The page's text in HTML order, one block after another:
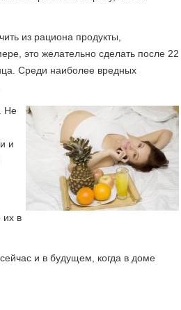
из рациона продукты,
это желательно сделать после 22
Среди наиболее вредных
Не
и
их в
и в будущем, когда в доме